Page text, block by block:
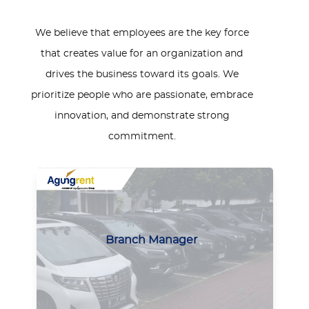
We believe that employees are the key force
that creates value for an organization and
drives the business toward its goals. We
prioritize people who are passionate, embrace
innovation, and demonstrate strong
commitment.
left
right
arrow
Branch Manager